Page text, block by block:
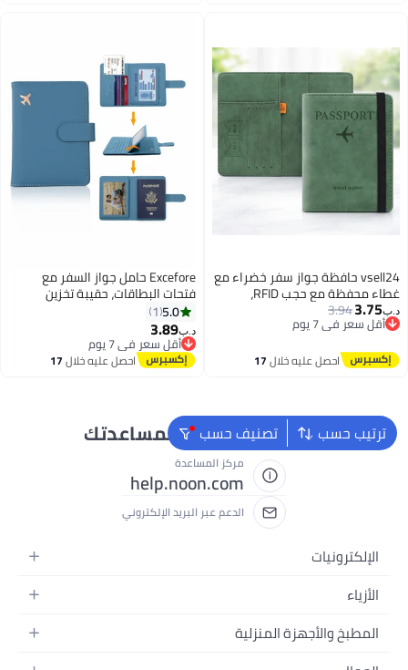
vsell24 حافظة جواز سفر خضراء مع
غطاء محفظة مع حجب RFID،
للرجال والنساء
د.ب‏3.75
3.94
أقل سعر في 7 يوم
أقل سعر في 7 يوم
احصل عليه خلال17
Excefore حامل جواز السفر مع
فتحات البطاقات، حقيبة تخزين
شهادات الطائرات الإبداعية
5.0
1
د.ب‏3.89
أقل سعر في 7 يوم
أقل سعر في 7 يوماحصل عليه خلال17
ترتيب حسب تصنيف حسب
نحن دائماً جاهزون لمساعدتك
مركز المساعدة
help.noon.com
الدعم عبر البريد الإلكتروني
الإلكترونيات
الجوالات
اللابتوبات
الأزياء
أزياء نسائية
المطبخ والأجهزة المنزلية
الحمام